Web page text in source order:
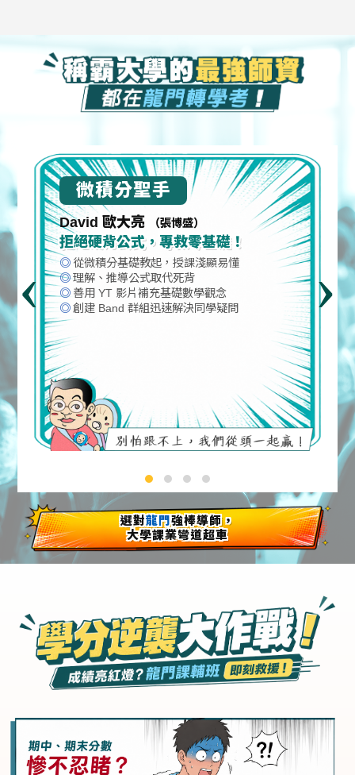
微積分聖手
David 歐大亮 （張博盛）
拒絕硬背公式，專救零基礎！
從微積分基礎教起，授課淺顯易懂
理解、推導公式取代死背
善用 YT 影片補充基礎數學觀念
創建 Band 群組迅速解決同學疑問
‹ ›
選對龍門 強棒導師，
大學課業彎道超車